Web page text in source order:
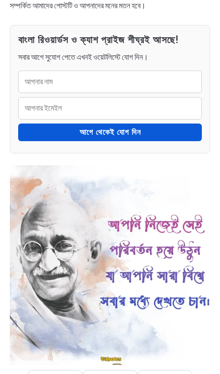
সম্পর্কিত আমাদের পোস্টটি ও আপনাদের মনের মতন হবে।
বাংলা রিওয়ার্ডস ও ক্যাশ প্রাইজ শীঘ্রই আসছে!
সবার আগে সুযোগ পেতে এখনই ওয়েটলিস্টে যোগ দিন।
আগে থেকেই যোগ দিন